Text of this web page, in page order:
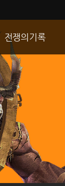
전쟁의기록
통합 길드전
공성 & 스팟
랭킹
R2Match